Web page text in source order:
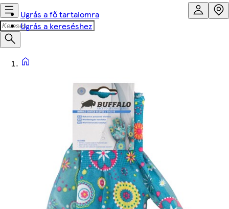
Ugrás a fő tartalomra
Ugrás a kereséshez